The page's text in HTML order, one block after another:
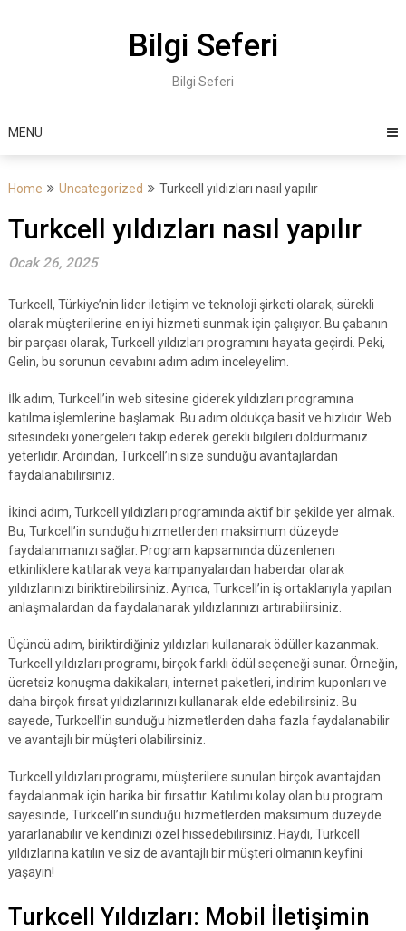
Bilgi Seferi
Bilgi Seferi
MENU
Home Uncategorized Turkcell yıldızları nasıl yapılır
Turkcell yıldızları nasıl yapılır
Ocak 26, 2025
Turkcell, Türkiye’nin lider iletişim ve teknoloji şirketi olarak, sürekli
olarak müşterilerine en iyi hizmeti sunmak için çalışıyor. Bu çabanın
bir parçası olarak, Turkcell yıldızları programını hayata geçirdi. Peki,
Gelin, bu sorunun cevabını adım adım inceleyelim.
İlk adım, Turkcell’in web sitesine giderek yıldızları programına
katılma işlemlerine başlamak. Bu adım oldukça basit ve hızlıdır. Web
sitesindeki yönergeleri takip ederek gerekli bilgileri doldurmanız
yeterlidir. Ardından, Turkcell’in size sunduğu avantajlardan
faydalanabilirsiniz.
İkinci adım, Turkcell yıldızları programında aktif bir şekilde yer almak.
Bu, Turkcell’in sunduğu hizmetlerden maksimum düzeyde
faydalanmanızı sağlar. Program kapsamında düzenlenen
etkinliklere katılarak veya kampanyalardan haberdar olarak
yıldızlarınızı biriktirebilirsiniz. Ayrıca, Turkcell’in iş ortaklarıyla yapılan
anlaşmalardan da faydalanarak yıldızlarınızı artırabilirsiniz.
Üçüncü adım, biriktirdiğiniz yıldızları kullanarak ödüller kazanmak.
Turkcell yıldızları programı, birçok farklı ödül seçeneği sunar. Örneğin,
ücretsiz konuşma dakikaları, internet paketleri, indirim kuponları ve
daha birçok fırsat yıldızlarınızı kullanarak elde edebilirsiniz. Bu
sayede, Turkcell’in sunduğu hizmetlerden daha fazla faydalanabilir
ve avantajlı bir müşteri olabilirsiniz.
Turkcell yıldızları programı, müşterilere sunulan birçok avantajdan
faydalanmak için harika bir fırsattır. Katılımı kolay olan bu program
sayesinde, Turkcell’in sunduğu hizmetlerden maksimum düzeyde
yararlanabilir ve kendinizi özel hissedebilirsiniz. Haydi, Turkcell
yıldızlarına katılın ve siz de avantajlı bir müşteri olmanın keyfini
yaşayın!
Turkcell Yıldızları: Mobil İletişimin